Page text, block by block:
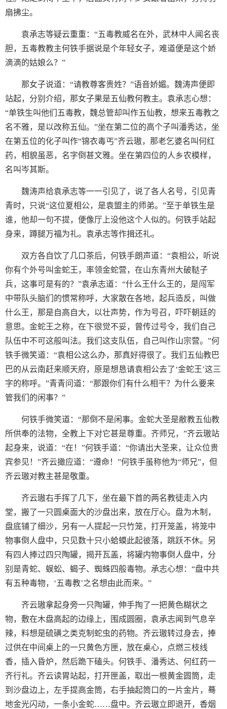
扇拂尘。
袁承志等疑云重重：“五毒教威名在外，武林中人闻名丧
胆，五毒教教主何铁手据说是个年轻女子，难道便是这个娇
滴滴的姑娘么？”
那女子说道：“请教尊客贵姓？”语音娇媚。魏涛声便即
站起，分别介绍，那女子果是五仙教何教主。袁承志心想：
“单铁生叫他们五毒教，魏总管却叫作五仙教，想来五毒教之
名不雅，是以改称五仙。”坐在第二位的高个子叫潘秀达，坐
在第五位的化子叫作“锦衣毒丐”齐云璈，那老乞婆名叫何红
药，相貌虽恶，名字倒甚文雅。坐在第四位的人乡农模样，
名叫岑其斯。
魏涛声给袁承志等一一引见了，说了各人名号，引见青
青时，只说“这位夏相公，是袁盟主的师弟。”至于单铁生是
谁，他却一句不提，便像厅上没他这个人似的。何铁手站起
身来，蹲腿万福为礼。袁承志等作揖还礼。
双方各自饮了几口茶后，何铁手朗声道：“袁相公，听说
你有个外号叫金蛇王，率领金蛇营，在山东青州大破鞑子
兵，这事可是有的？”袁承志道：“什么王什么王的，是闯军
中带队头脑们的惯常称呼，大家散在各地，起兵造反，叫做
什么王，那是自高自大，以壮声势，作为号召，吓吓朝廷的
意思。金蛇王之称，在下很觉不妥，曾传过号令，我们自己
队伍中不可这般叫法。我们这支队伍，自己叫作山宗营。”何
铁手微笑道：“袁相公这么办，那真好得很了。我们五仙教巴
巴的从云南赶来顺天府，原是想恳请袁相公去了‘金蛇王’这三
字的称呼。”青青问道：“那跟你们有什么相干？为什么要来
管我们的闲事？”
何铁手微笑道：“那倒不是闲事。金蛇大圣是敝教五仙教
所供奉的法物，全教上下对它甚是尊重。齐师兄，”齐云璈站
起身来，说道：“在！”何铁手道：“你请出大圣来，让众位贵
宾参见！”齐云撖应道：“遵命！”何铁手虽称他为“师兄”，但
齐云璈对教主甚是敬重。
齐云璈右手挥了几下，坐在最下首的两名教徒走入内
堂，搬了一只圆桌面大的沙盘出来，放在厅心。盘为木制，
盘底铺了细沙，另有一人提起一只竹笼，打开笼盖，将笼中
物事倒人盘中，只见数十只小蛤蟆此起彼落，跳跃不休。另
有四人捧过四只陶罐，揭开瓦盖，将罐内物事倒人盘中，分
别是青蛇、蜈蚣、蝎子、蜘蛛四般毒物。承志心想：“盘中共
有五种毒物，‘五毒教’之名想由此而来。”
齐云璈拿起身旁一只陶罐，伸手掏了一把黄色糊状之
物，敷在木盘高起的边缘上，围成圆圈，袁承志闻到气息辛
辣，料想是硫磺之类克制蛇虫的药物。齐云璈转过身去，捧
过供在中间桌上的一只黄色方匣，放在桌心，点燃三枝线
香，插入昏炉，然后跪下磕头。何铁手、潘秀达、何红药一
齐行礼。齐云读胃站起，打开匣盖，取出一根黄金圆筒，走
到沙盘边上，左手提高金筒，右手抽起筒口的一片金片，蓦
地金光闪动，一条小金蛇……盘中。齐云璈立即退开，香烟